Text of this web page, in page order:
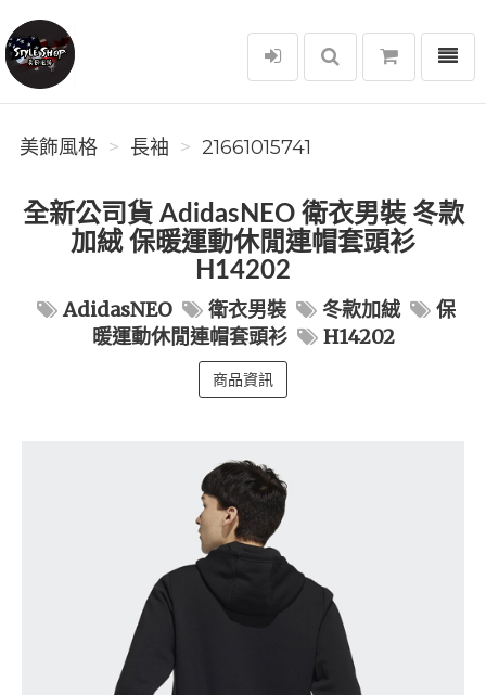
美飾風格
選單
美飾風格 長袖 21661015741
全新公司貨 AdidasNEO 衛衣男裝 冬款
加絨 保暖運動休閒連帽套頭衫
H14202
AdidasNEO 衛衣男裝 冬款加絨
保
暖運動休閒連帽套頭衫
H14202
商品資訊